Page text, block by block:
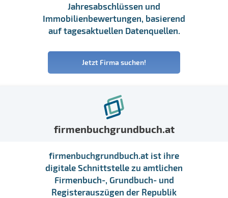
Jahresabschlüssen und
Immobilienbewertungen, basierend
auf tagesaktuellen Datenquellen.
Jetzt Firma suchen!
firmenbuchgrundbuch.at
firmenbuchgrundbuch.at ist ihre
digitale Schnittstelle zu amtlichen
Firmenbuch-, Grundbuch- und
Registerauszügen der Republik